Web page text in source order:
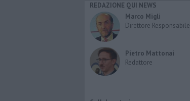
REDAZIONE QUI NEWS
Marco Migli
Direttore Responsabile
Pietro Mattonai
Redattore